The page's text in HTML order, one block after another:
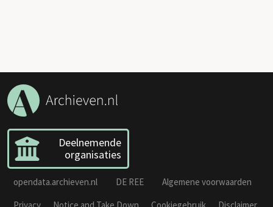
Deelnemende
organisaties
opendata.archieven.nl DE REE
Algemene voorwaarden